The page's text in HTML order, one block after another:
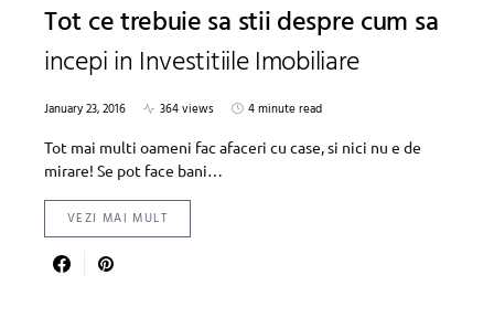
Tot ce trebuie sa stii despre cum sa
incepi in Investitiile Imobiliare
January 23, 2016 364 views
4 minute read
Tot mai multi oameni fac afaceri cu case, si nici nu e de
mirare! Se pot face bani…
VEZI MAI MULT